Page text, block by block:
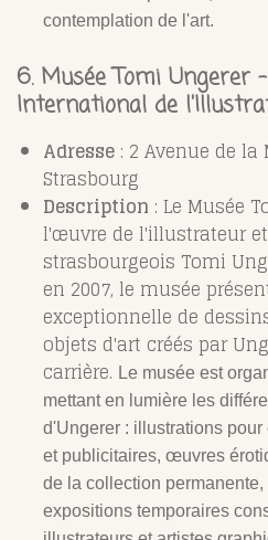
contemplation de l'art.
6. Musée Tomi Ungerer
International de
Adresse : 2 Avenue de la
Strasbourg
Description : Le Musée
l'œuvre de l'illustrateur
strasbourgeois Tomi
en 2007, le musée
exceptionnelle de
objets d'art créés par
carrière. Le musée est
mettant en lumière les
d'Ungerer : illustrations
et publicitaires, œuvres
de la collection
expositions temporaires